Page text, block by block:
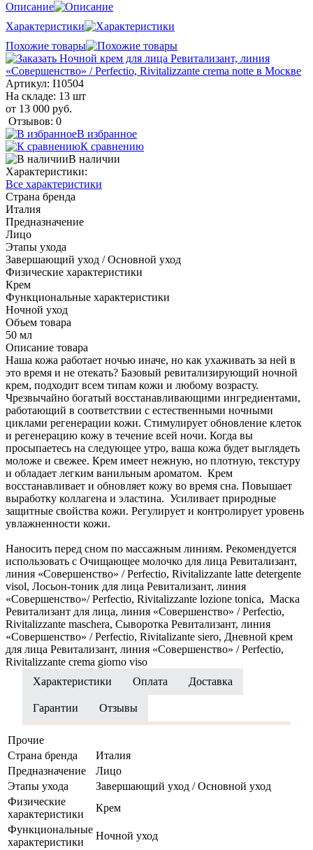
Описание
Характеристики
Похожие товары
Артикул: I10504
На складе: 13 шт
от 13 000 руб.
Отзывов: 0
В избранное
К сравнению
В наличии
Характеристики:
Все характеристики
Страна бренда
Италия
Предназначение
Лицо
Этапы ухода
Завершающий уход / Основной уход
Физические характеристики
Крем
Функциональные характеристики
Ночной уход
Объем товара
50 мл
Описание товара
Наша кожа работает ночью иначе, но как ухаживать за ней в
это время и не отекать? Базовый ревитализирующий ночной
крем, подходит всем типам кожи и любому возрасту.
Чрезвычайно богатый восстанавливающими ингредиентами,
работающий в соответствии с естественными ночными
циклами регенерации кожи. Стимулирует обновление клеток
и регенерацию кожу в течение всей ночи. Когда вы
просыпаетесь на следующее утро, ваша кожа будет выглядеть
моложе и свежее. Крем имеет нежную, но плотную, текстуру
и обладает легким ванильным ароматом. Крем
восстанавливает и обновляет кожу во время сна. Повышает
выработку коллагена и эластина. Усиливает природные
защитные свойства кожи. Регулирует и контролирует уровень
увлажненности кожи.
Наносить перед сном по массажным линиям. Рекомендуется
использовать с Очищающее молочко для лица Ревитализант,
линия «Совершенство» / Perfectio, Rivitalizzante latte detergente
visol, Лосьон-тоник для лица Ревитализант, линия
«Совершенство»/ Perfectio, Rivitalizzante lozione tonica, Маска
Ревитализант для лица, линия «Совершенство» / Perfectio,
Rivitalizzante maschera, Сыворотка Ревитализант, линия
«Совершенство» / Perfectio, Rivitalizante siero, Дневной крем
для лица Ревитализант, линия «Совершенство» / Perfectio,
Rivitalizzante crema giorno viso
Характеристики
Оплата Доставка
Гарантии Отзывы
Прочие
Страна бренда
Италия
Предназначение
Лицо
Этапы ухода
Завершающий уход / Основной уход
Физические
характеристики
Крем
Функциональные
характеристики
Ночной уход